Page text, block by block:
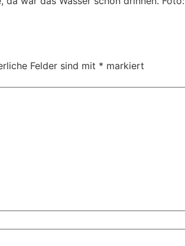
Felder sind mit * markiert